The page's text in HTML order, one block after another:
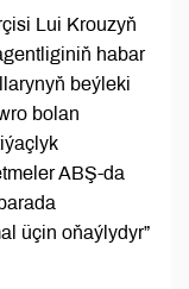
Lui Krouzyň
habar
beýleki
bolan
ABŞ-da
üçin oňaýlydyr”